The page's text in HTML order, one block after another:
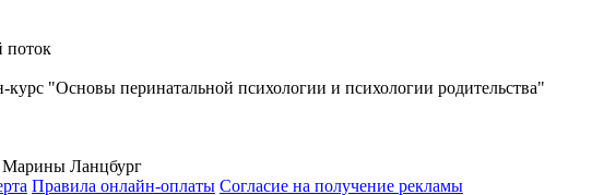
поток
курс "Основы перинатальной психологии и психологии родительства"
Марины Ланцбург
Правила онлайн-оплаты Согласие на получение рекламы